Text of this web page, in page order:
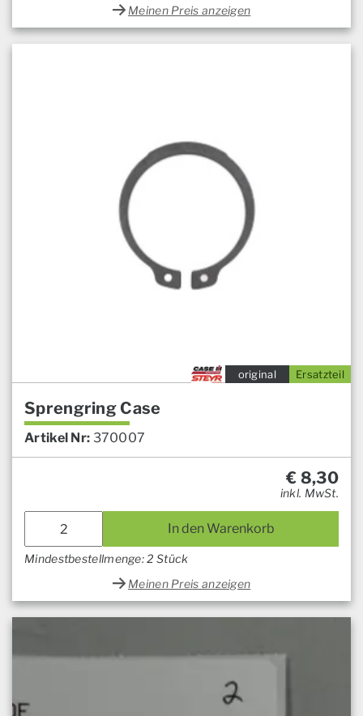
Meinen Preis anzeigen
Ersatzteil
original
Sprengring Case
Artikel Nr: 370007
€ 8,30
inkl. MwSt.
In den Warenkorb
Mindestbestellmenge: 2 Stück
Meinen Preis anzeigen